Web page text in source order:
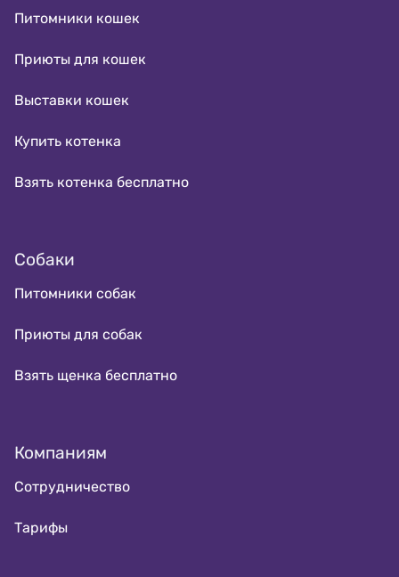
Питомники кошек
Приюты для кошек
Выставки кошек
Купить котенка
Взять котенка бесплатно
Собаки
Питомники собак
Приюты для собак
Взять щенка бесплатно
Компаниям
Сотрудничество
Тарифы